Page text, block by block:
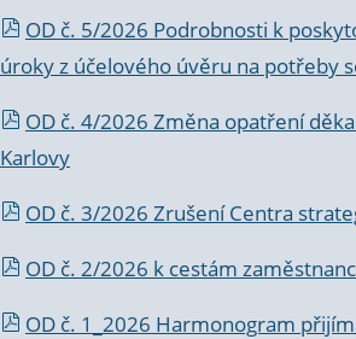
OD č. 5/2026 Podrobnosti k
úroky z účelového úvěru na potřeby
OD č. 4/2026 Změna opatření
Karlovy
OD č. 3/2026 Zrušení Centra
OD č. 2/2026 k cestám
OD č. 1_2026 Harmonogram